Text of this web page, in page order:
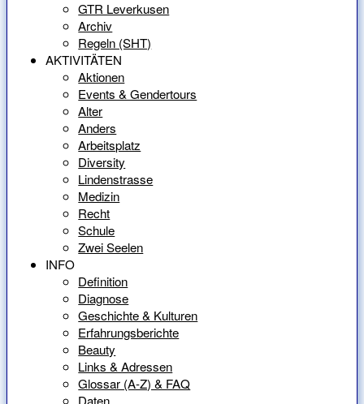
GTR Leverkusen
Archiv
Regeln (SHT)
AKTIVITÄTEN
Aktionen
Events & Gendertours
Alter
Anders
Arbeitsplatz
Diversity
Lindenstrasse
Medizin
Recht
Schule
Zwei Seelen
INFO
Definition
Diagnose
Geschichte & Kulturen
Erfahrungsberichte
Beauty
Links & Adressen
Glossar (A-Z) & FAQ
Daten